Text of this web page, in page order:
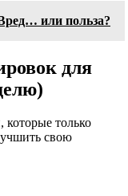
или польза?
для
которые только
свою